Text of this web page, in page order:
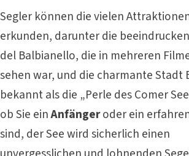
Segler können die vielen
erkunden, darunter die
del Balbianello, die in mehreren
sehen war, und die charmante Stadt
bekannt als die „Perle des Comer
ob Sie einAnfängeroder ein
sind, der See wird sicherlich einen